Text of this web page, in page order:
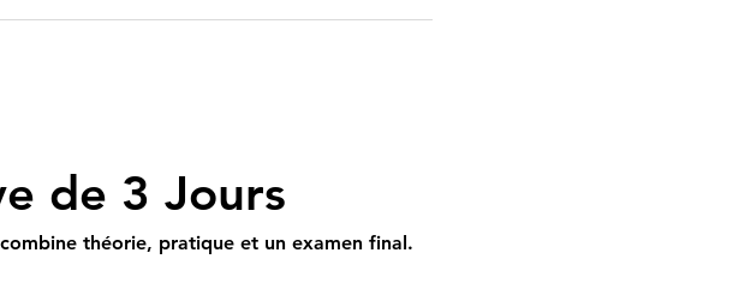
de 3 Jours
théorie, pratique et un examen final.